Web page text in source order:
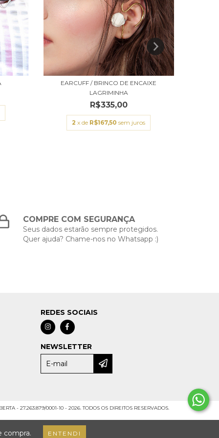
compra. ENTENDI
EARCUFF / BRINCO DE ENCAIXE
LAGRIMINHA
R$335,00
2 x de R$167,50 sem juros
COMPRE COM SEGURANÇA
Seus dados estarão sempre protegidos.
Quer ajuda? Chame-nos no Whatsapp :)
REDES SOCIAIS
NEWSLETTER
- 27.263.879/0001-10 - 2026. TODOS OS DIREITOS RESERVADOS.